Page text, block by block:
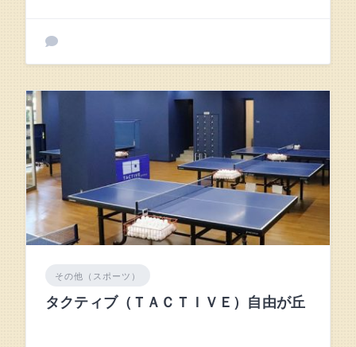
その他（スポーツ）
タクティブ（ＴＡＣＴＩＶＥ）自由が丘